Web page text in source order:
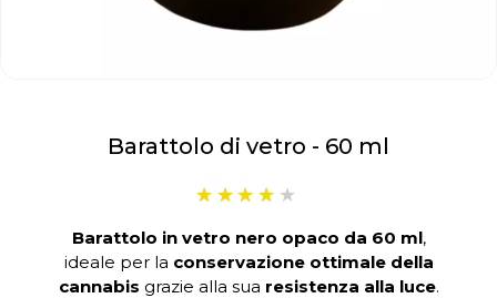
Barattolo di vetro - 60 ml
Barattolo in vetro nero opaco da 60 ml,
ideale per la conservazione ottimale della
cannabis grazie alla sua resistenza alla luce.